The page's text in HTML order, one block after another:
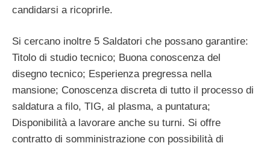
candidarsi a ricoprirle.
Si cercano inoltre 5 Saldatori che possano garantire:
Titolo di studio tecnico; Buona conoscenza del
disegno tecnico; Esperienza pregressa nella
mansione; Conoscenza discreta di tutto il processo di
saldatura a filo, TIG, al plasma, a puntatura;
Disponibilità a lavorare anche su turni. Si offre
contratto di somministrazione con possibilità di